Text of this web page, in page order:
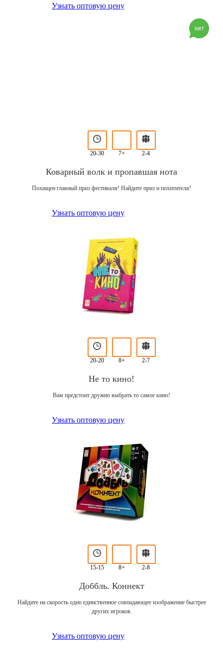
Узнать оптовую цену
20-30 7+ 2-4
Коварный волк и пропавшая нота
Похищен главный приз фестиваля! Найдите приз и похитителя!
Узнать оптовую цену
20-20 8+ 2-7
Не то кино!
Вам предстоит дружно выбрать то самое кино!
Узнать оптовую цену
15-15 8+ 2-8
Доббль. Коннект
Найдите на скорость одно единственное совпадающее изображение быстрее
других игроков.
Узнать оптовую цену